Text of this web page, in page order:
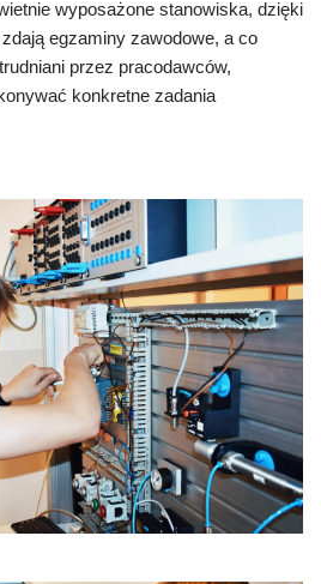
wyposażone stanowiska, dzięki
egzaminy zawodowe, a co
przez pracodawców,
konkretne zadania